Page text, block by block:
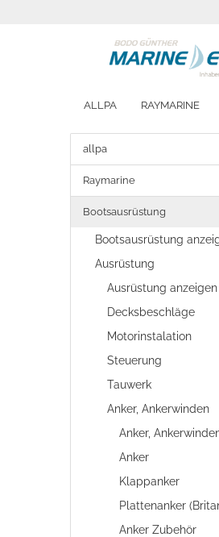
ALLPA RAYMARINE
WINTERFEST MACHEN
allpa
Raymarine
Bootsausrüstung
Bootsausrüstung
Ausrüstung
Ausrüstung anzeigen
Decksbeschläge
Motorinstalation
Steuerung
Tauwerk
Anker, Ankerwinden
Anker,
Anker
Klappanker
Plattenanker
Anker Zubehör